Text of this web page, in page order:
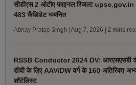
सीडीएस 2 ओटीए फाइनल रिजल्ट upsc.gov.in
483 कैंडिडेट चयनित
Abhay Pratap Singh | Aug 7, 2026 | 2 mins
RSSB Conductor 2024 DV: आरएसएसबी
डीवी के लिए AAV/DW वर्ग के 160 अतिरिक्त
शॉर्टलिस्ट